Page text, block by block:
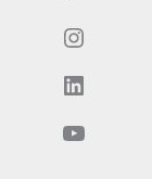
Instagram
LinkedIn
YouTube